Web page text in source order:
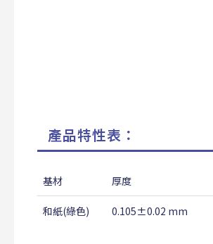
產品特性表：
基材 厚度
和紙(綠色) 0.105±0.02 mm